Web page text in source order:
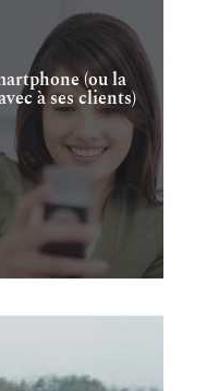
(ou la
à ses clients)